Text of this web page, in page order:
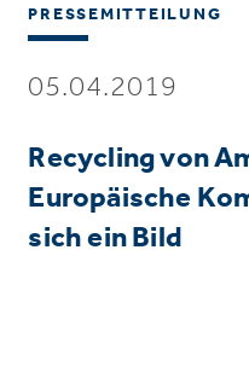
PRESSEMITTEILUNG
05.04.2019
Recycling von
Europäische
sich ein Bild